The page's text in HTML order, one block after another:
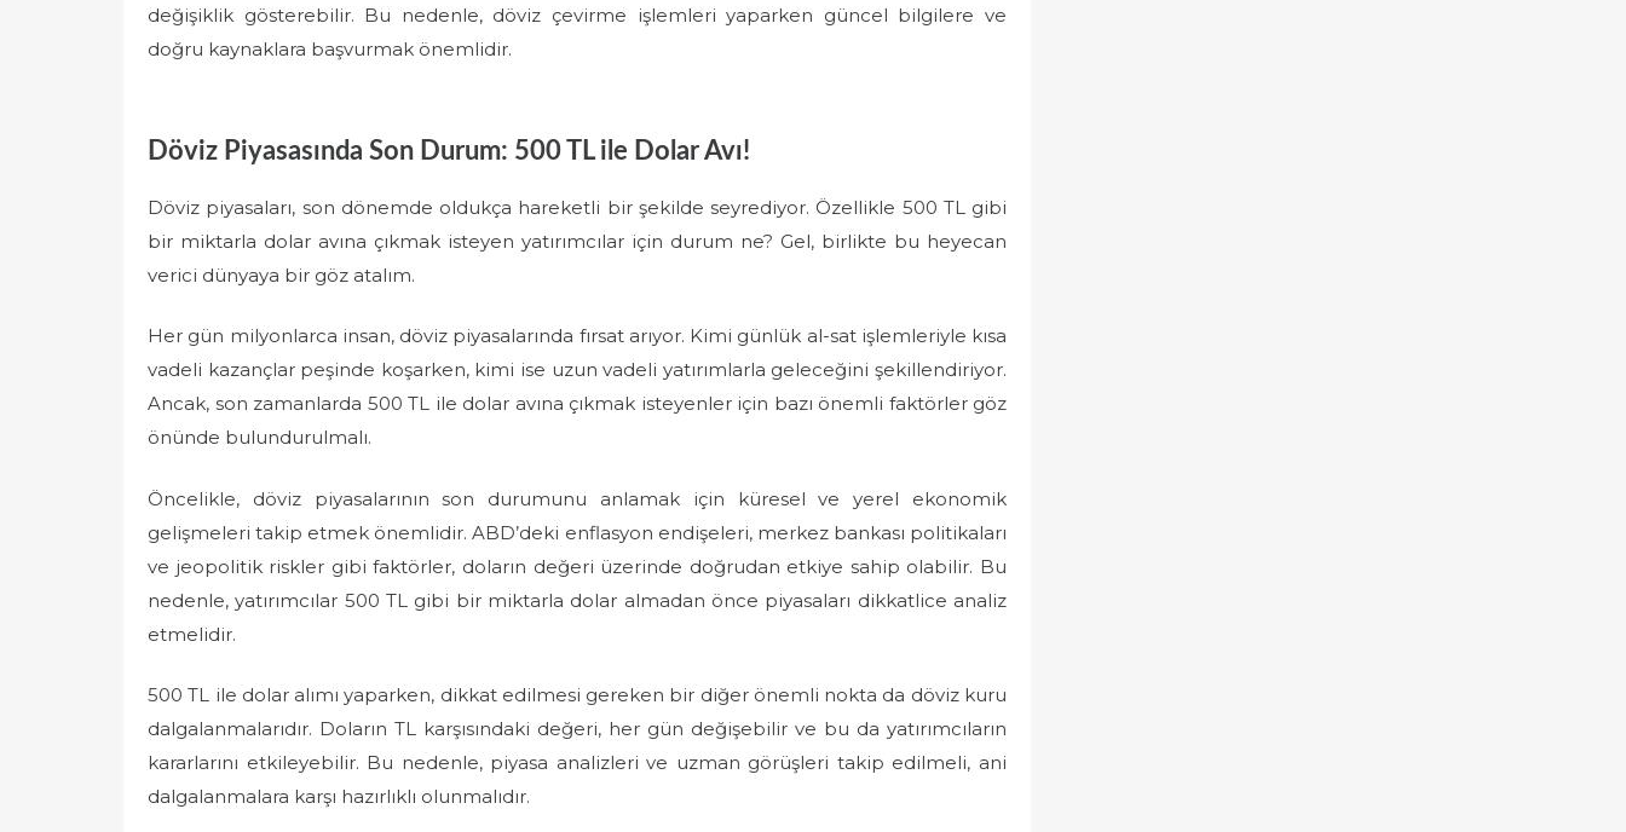
değişiklik gösterebilir. Bu nedenle, döviz çevirme işlemleri yaparken güncel bilgilere ve
doğru kaynaklara başvurmak önemlidir.
Döviz Piyasasında Son Durum: 500 TL ile Dolar Avı!
Döviz piyasaları, son dönemde oldukça hareketli bir şekilde seyrediyor. Özellikle 500 TL gibi
bir miktarla dolar avına çıkmak isteyen yatırımcılar için durum ne? Gel, birlikte bu heyecan
verici dünyaya bir göz atalım.
Her gün milyonlarca insan, döviz piyasalarında fırsat arıyor. Kimi günlük al-sat işlemleriyle kısa
vadeli kazançlar peşinde koşarken, kimi ise uzun vadeli yatırımlarla geleceğini şekillendiriyor.
Ancak, son zamanlarda 500 TL ile dolar avına çıkmak isteyenler için bazı önemli faktörler göz
önünde bulundurulmalı.
Öncelikle, döviz piyasalarının son durumunu anlamak için küresel ve yerel ekonomik
gelişmeleri takip etmek önemlidir. ABD’deki enflasyon endişeleri, merkez bankası politikaları
ve jeopolitik riskler gibi faktörler, doların değeri üzerinde doğrudan etkiye sahip olabilir. Bu
nedenle, yatırımcılar 500 TL gibi bir miktarla dolar almadan önce piyasaları dikkatlice analiz
etmelidir.
500 TL ile dolar alımı yaparken, dikkat edilmesi gereken bir diğer önemli nokta da döviz kuru
dalgalanmalarıdır. Doların TL karşısındaki değeri, her gün değişebilir ve bu da yatırımcıların
kararlarını etkileyebilir. Bu nedenle, piyasa analizleri ve uzman görüşleri takip edilmeli, ani
dalgalanmalara karşı hazırlıklı olunmalıdır.